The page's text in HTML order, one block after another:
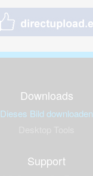
Downloads
Dieses Bild downloaden
Support